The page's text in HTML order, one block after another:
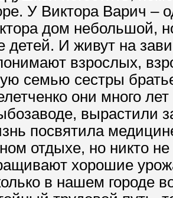
У Виктора Варич –
дом небольшой,
детей. И живут на
взрослых,
семью сестры
они много
вырастили
посвятила
отдыхе, но никто
хорошие
в нашем городе